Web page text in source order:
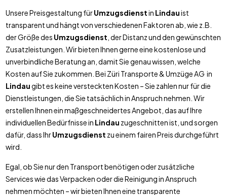
Unsere Preisgestaltung fürUmzugsdienstin Lindauist
transparent und hängt von verschiedenen Faktoren ab, wie z.B.
der Größe des Umzugsdienst , der Distanz und den gewünschten
Zusatzleistungen. Wir bieten Ihnen gerne eine kostenlose und
unverbindliche Beratung an, damit Sie genau wissen, welche
Kosten auf Sie zukommen. Bei Züri Transporte & Umzüge AG in
Lindaugibt es keine versteckten Kosten – Sie zahlen nur für die
Dienstleistungen, die Sie tatsächlich in Anspruch nehmen. Wir
erstellen Ihnen ein maßgeschneidertes Angebot, das auf Ihre
individuellen Bedürfnisse in Lindau zugeschnitten ist, und sorgen
dafür, dass IhrUmzugsdienst zu einem fairen Preis durchgeführt
wird.
Egal, ob Sie nur den Transport benötigen oder zusätzliche
Services wie das Verpacken oder die Reinigung in Anspruch
nehmen möchten – wir bieten Ihnen eine transparente